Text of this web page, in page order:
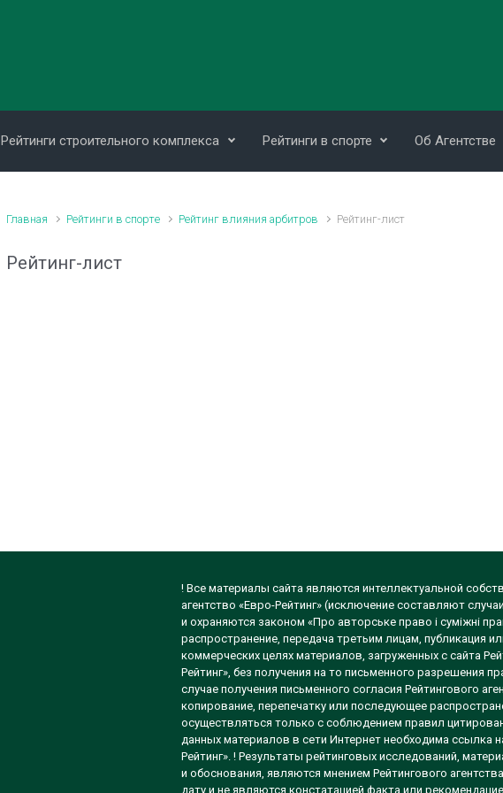
Рейтинги строительного комплекса Рейтинги в спорте Об Агентстве
Главная Рейтинги в спорте Рейтинг влияния арбитров Рейтинг-лист
Рейтинг-лист
! Все материалы сайта являются интеллектуальной
агентство «Евро-Рейтинг» (исключение составляют
и охраняются законом «Про авторське право і суміжні
распространение, передача третьим лицам, публикация
коммерческих целях материалов, загруженных с сайта
Рейтинг», без получения на то письменного разрешения
случае получения письменного согласия Рейтингового
копирование, перепечатку или последующее
осуществляться только с соблюдением правил
данных материалов в сети Интернет необходима ссылка
Рейтинг». ! Результаты рейтинговых исследований,
и обоснования, являются мнением Рейтингового
дату и не являются констатацией факта или